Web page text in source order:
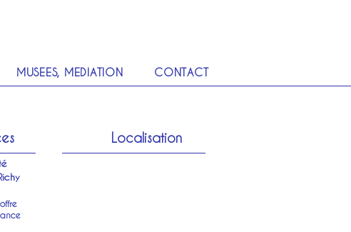
MUSEES, MEDIATION CONTACT
Localisation